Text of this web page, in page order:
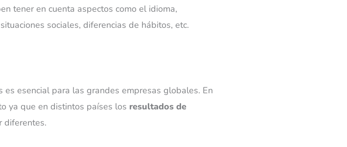
tener en cuenta aspectos como el idioma,
sociales, diferencias de hábitos, etc.
esencial para las grandes empresas globales. En
ya que en distintos países los resultados de
diferentes.